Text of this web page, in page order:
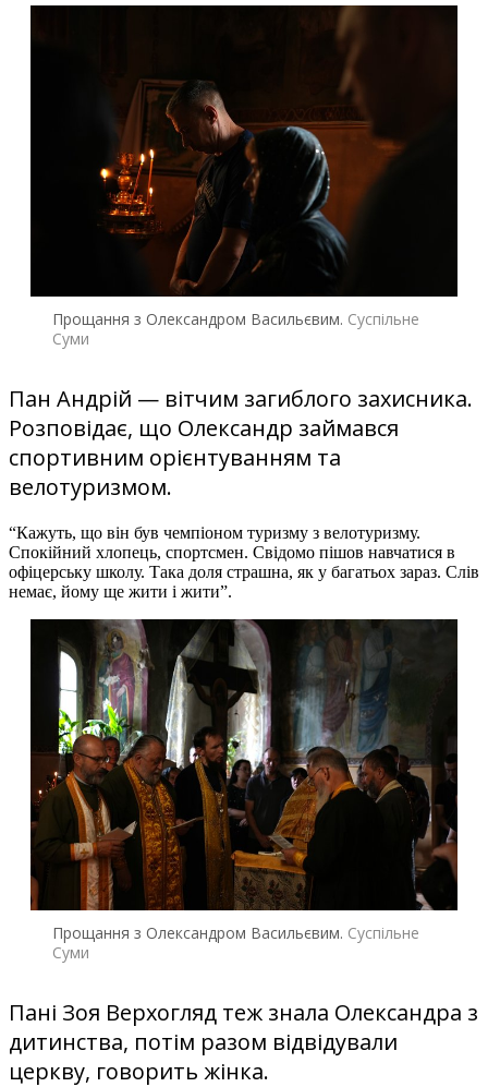
Прощання з Олександром Васильєвим. Суспільне
Суми
Пан Андрій — вітчим загиблого захисника.
Розповідає, що Олександр займався
спортивним орієнтуванням та
велотуризмом.
“Кажуть, що він був чемпіоном туризму з велотуризму.
Спокійний хлопець, спортсмен. Свідомо пішов навчатися в
офіцерську школу. Така доля страшна, як у багатьох зараз. Слів
немає, йому ще жити і жити”.
Прощання з Олександром Васильєвим. Суспільне
Суми
Пані Зоя Верхогляд теж знала Олександра з
дитинства, потім разом відвідували
церкву, говорить жінка.